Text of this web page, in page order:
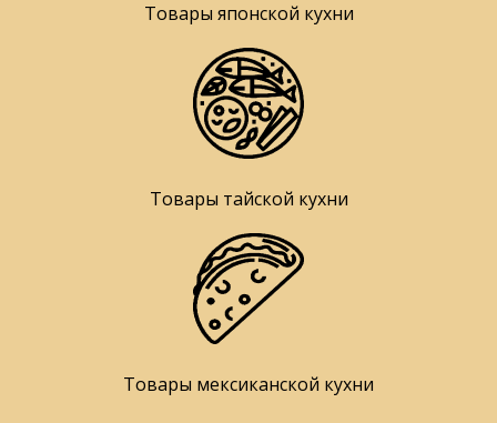
Товары японской кухни
Товары тайской кухни
Товары мексиканской кухни